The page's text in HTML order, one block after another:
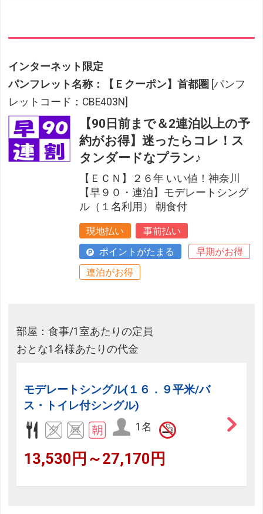
インターネット限定
パンフレット名称：【Ｅクーポン】首都圏 [パンフ
レットコード：CBE403N]
【90日前まで＆2連泊以上の予
約がお得】迷ったらコレ！ス
タンダードなプラン♪
【ＥＣＮ】２６年 いい値！神奈川
【早９０・連泊】モデレートシング
ル（１名利用） 朝食付
現地払い
事前払い
ポイントがたまる
早期がお得
連泊がお得
部屋：食事/1室あたりの定員
おとな1名様あたりの代金
モデレートシングル(１６．９平米/バ
ス・トイレ付シングル)
1名
13,530円～27,170円